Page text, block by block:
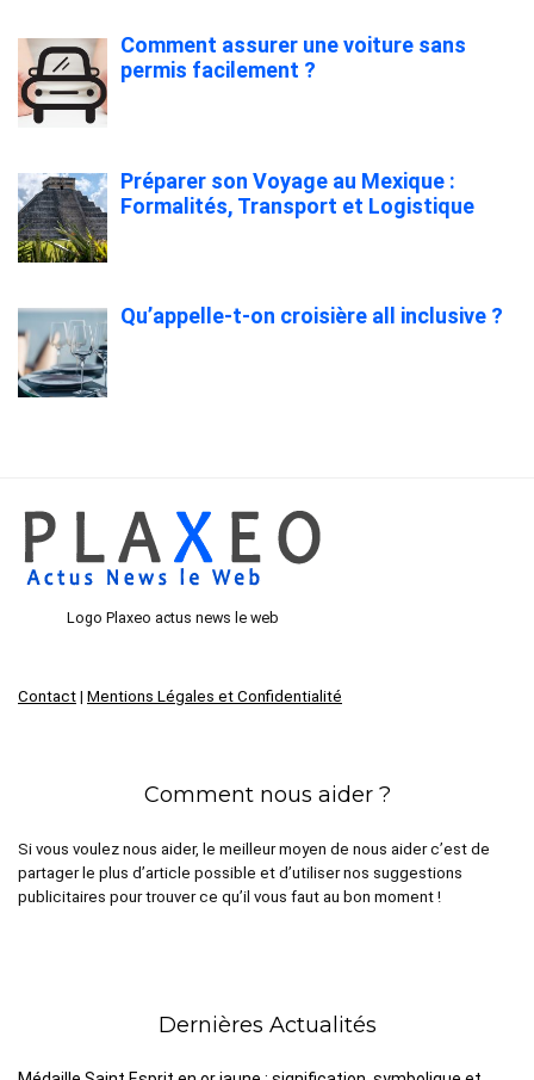
Comment assurer une voiture sans
permis facilement ?
Préparer son Voyage au Mexique :
Formalités, Transport et Logistique
Qu’appelle-t-on croisière all inclusive ?
Logo Plaxeo actus news le web
Contact | Mentions Légales et Confidentialité
Comment nous aider ?
Si vous voulez nous aider, le meilleur moyen de nous aider c’est de
partager le plus d’article possible et d’utiliser nos suggestions
publicitaires pour trouver ce qu’il vous faut au bon moment !
Dernières Actualités